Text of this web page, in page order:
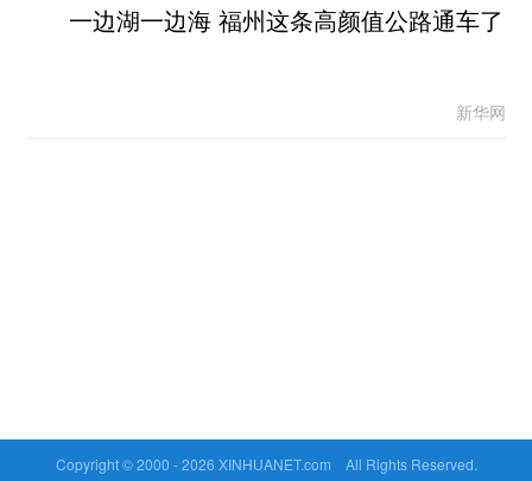
一边湖一边海 福州这条高颜值公路通车了
新华网
Copyright © 2000 -2026 XINHUANET.com All Rights Reserved.